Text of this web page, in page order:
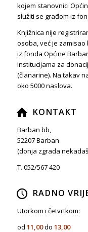
kojem stanovnici
služiti se građom iz
Knjižnica nije
osoba, već je
iz fonda Općine
institucijama za
(članarine). Na takav
oko 5000 naslova.
KONTAKT
Barban bb,
52207 Barban
(donja zgrada
T. 052/567 420
RADNO
Utorkom i četvrtkom:
od 11,00do 13,00